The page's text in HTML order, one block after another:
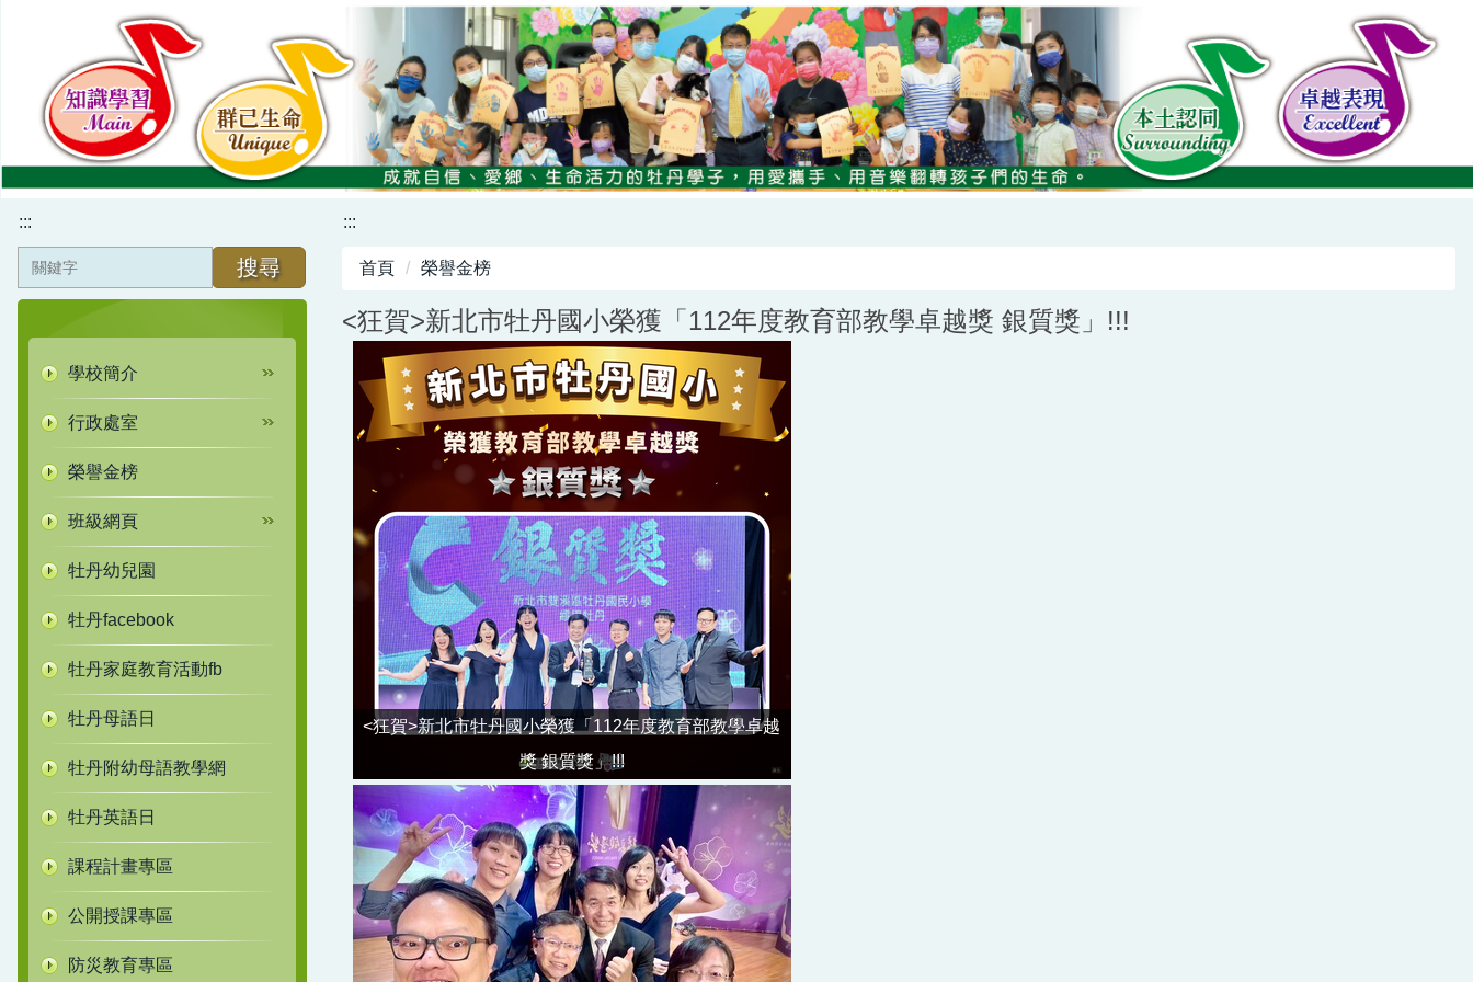
:::
搜尋
學校簡介
行政處室
榮譽金榜
班級網頁
牡丹幼兒園
牡丹facebook
牡丹家庭教育活動fb
牡丹母語日
牡丹附幼母語教學網
牡丹英語日
課程計畫專區
公開授課專區
防災教育專區
:::
首頁 榮譽金榜
<狂賀>新北市牡丹國小榮獲「112年度教育部教學卓越獎 銀質獎」!!!
<狂賀>新北市牡丹國小榮獲「112年度教育部教學卓越
獎 銀質獎」!!!